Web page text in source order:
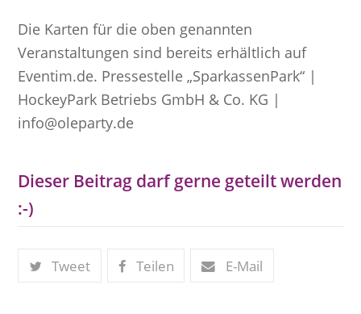
Die Karten für die oben genannten
Veranstaltungen sind bereits erhältlich auf
Eventim.de. Pressestelle „SparkassenPark“ |
HockeyPark Betriebs GmbH & Co. KG |
info@oleparty.de
Dieser Beitrag darf gerne geteilt werden
:-)
Tweet Teilen E-Mail